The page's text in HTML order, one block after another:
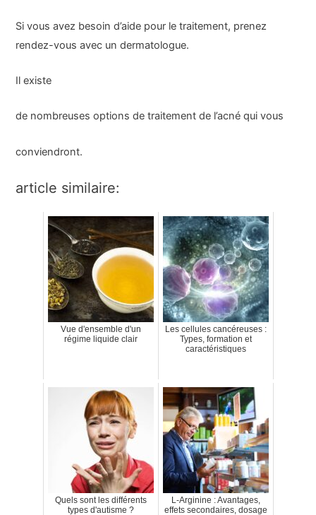
Si vous avez besoin d’aide pour le traitement, prenez
rendez-vous avec un dermatologue.
Il existe
de nombreuses options de traitement de l’acné qui vous
conviendront.
article similaire:
Vue d'ensemble d'un
régime liquide clair
Les cellules cancéreuses :
Types, formation et
caractéristiques
Quels sont les différents
types d'autisme ?
L-Arginine : Avantages,
effets secondaires, dosage